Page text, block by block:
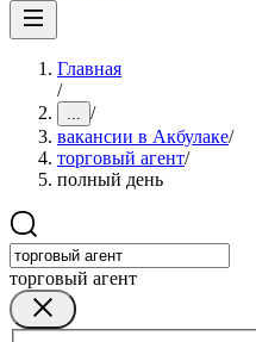
Главная
/
... /
вакансии в Акбулаке/
торговый агент/
полный день
торговый агент